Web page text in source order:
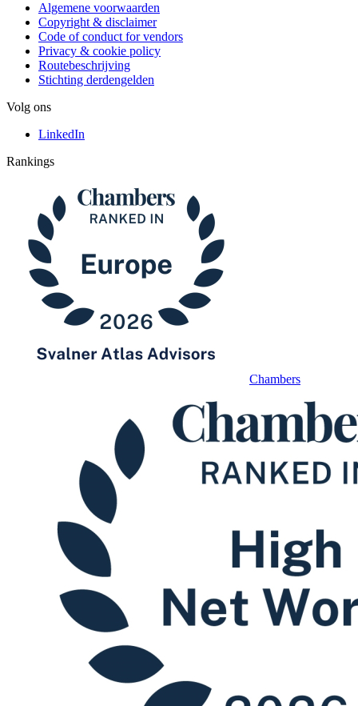
Algemene voorwaarden
Copyright & disclaimer
Code of conduct for vendors
Privacy & cookie policy
Routebeschrijving
Stichting derdengelden
Volg ons
LinkedIn
Rankings
Chambers